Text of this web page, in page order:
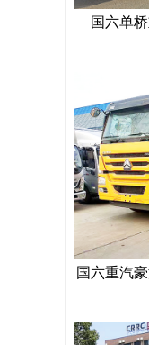
国六单
国六重汽